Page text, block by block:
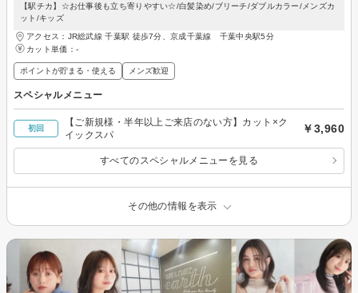
【駅チカ】☆お仕事後も立ち寄りやすい☆/白髪染め/ブリーチ/ダブルカラー/メンズカ
ット/キッズ
アクセス：JR総武線 千葉駅 徒歩7分、京成千葉線 千葉中央駅5分
カット単価： -
ポイントが貯まる・使える メンズ歓迎
スペシャルメニュー
初回
【ご新規様・半年以上ご来店のない方】カット×ク
イックスパ
￥3,960
すべてのスペシャルメニューを見る
その他の情報を表示